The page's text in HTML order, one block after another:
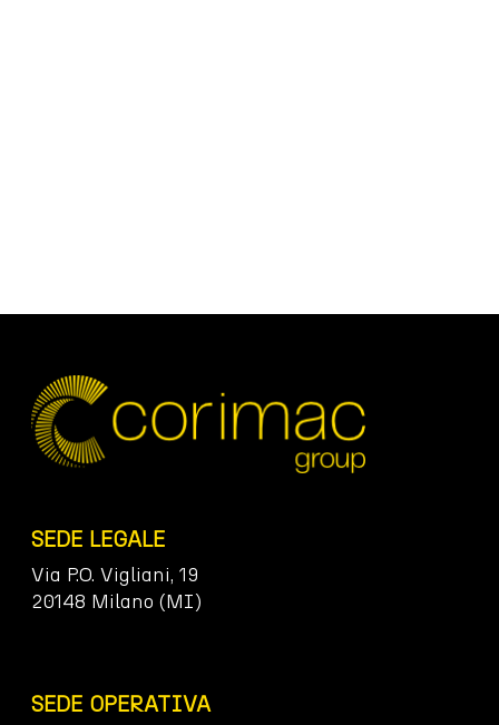
SEDE LEGALE
Via P.O. Vigliani, 19
20148 Milano (MI)
SEDE OPERATIVA